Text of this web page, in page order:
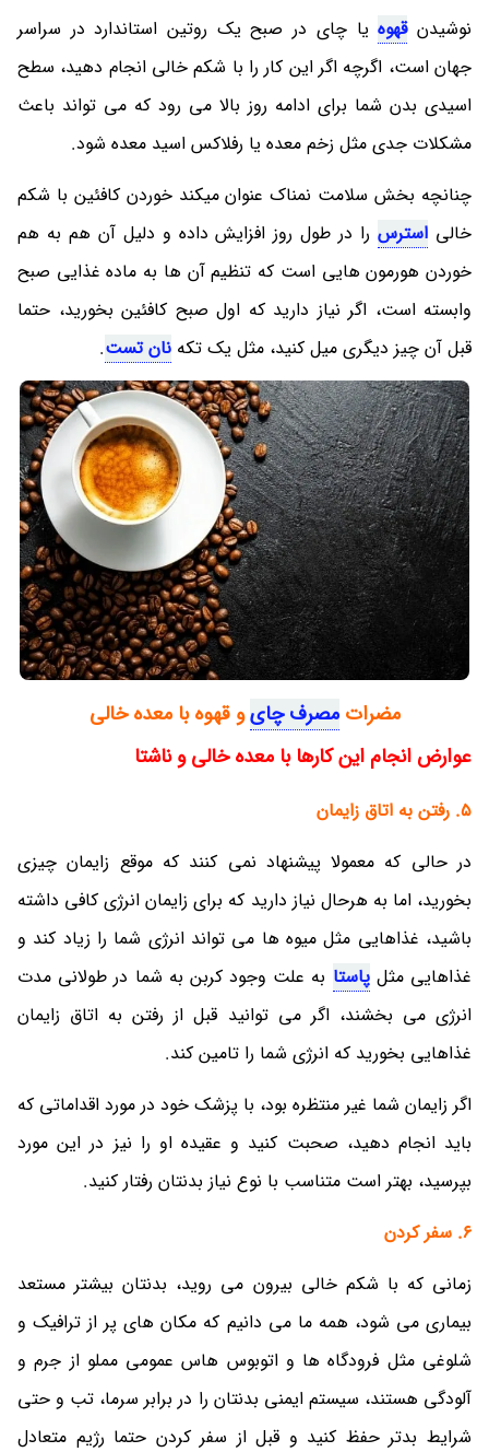
نوشیدنقهوهیا چای در صبح یک روتین استاندارد در سراسر
جهان است، اگرچه اگر این کار را با شکم خالی انجام دهید، سطح
اسیدی بدن شما برای ادامه روز بالا می رود که می تواند باعث
مشکلات جدی مثل زخم معده یا رفلاکس اسید معده شود.
چنانچه بخش سلامت نمناک عنوان میکند خوردن کافئین با شکم
خالی استرسرا در طول روز افزایش داده و دلیل آن هم به هم
خوردن هورمون هایی است که تنظیم آن ها به ماده غذایی صبح
وابسته است، اگر نیاز دارید که اول صبح کافئین بخورید، حتما
قبل آن چیز دیگری میل کنید، مثل یک تکه نان تست.
مضراتمصرف چایو قهوه با معده خالی
عوارض انجام این کارها با معده خالی و ناشتا
5. رفتن به اتاق زایمان
در حالی که معمولا پیشنهاد نمی کنند که موقع زایمان چیزی
بخورید، اما به هرحال نیاز دارید که برای زایمان انرژی کافی داشته
باشید، غذاهایی مثل میوه ها می تواند انرژی شما را زیاد کند و
غذاهایی مثلپاستا به علت وجود کربن به شما در طولانی مدت
انرژی می بخشند، اگر می توانید قبل از رفتن به اتاق زایمان
غذاهایی بخورید که انرژی شما را تامین کند.
اگر زایمان شما غیر منتظره بود، با پزشک خود در مورد اقداماتی که
باید انجام دهید، صحبت کنید و عقیده او را نیز در این مورد
بپرسید، بهتر است متناسب با نوع نیاز بدنتان رفتار کنید.
6. سفر کردن
زمانی که با شکم خالی بیرون می روید، بدنتان بیشتر مستعد
بیماری می شود، همه ما می دانیم که مکان های پر از ترافیک و
شلوغی مثل فرودگاه ها و اتوبوس هاس عمومی مملو از جرم و
آلودگی هستند، سیستم ایمنی بدنتان را در برابر سرما، تب و حتی
شرایط بدتر حفظ کنید و قبل از سفر کردن حتما رژیم متعادل